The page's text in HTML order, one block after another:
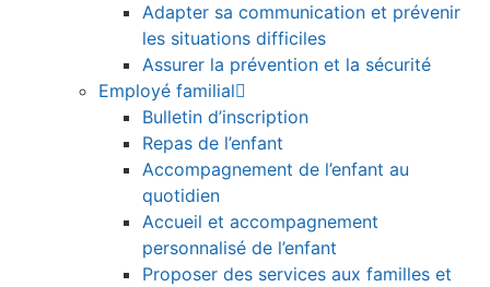
Adapter sa communication et prévenir
les situations difficiles
Assurer la prévention et la sécurité
Employé familial
Bulletin d’inscription
Repas de l’enfant
Accompagnement de l’enfant au
quotidien
Accueil et accompagnement
personnalisé de l’enfant
Proposer des services aux familles et